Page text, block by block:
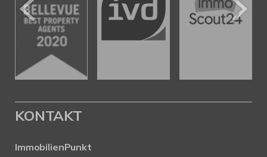
KONTAKT
ImmobilienPunkt